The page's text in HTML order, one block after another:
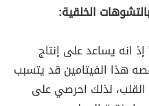
الخلقية:
الدجاج على فيتامين “ب 2” إذ انه يساعد على إنتاج
هذا الفيتامين قد يتسبب
لذلك احرصي على